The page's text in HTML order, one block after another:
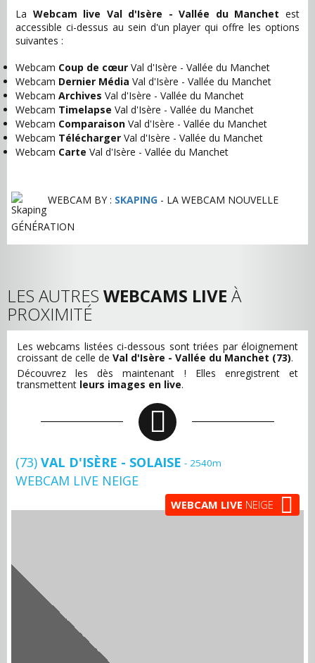
La Webcam live Val d'Isère - Vallée du Manchet est
accessible ci-dessus au sein d'un player qui offre les options
suivantes :
Webcam Coup de cœur Val d'Isère - Vallée du Manchet
Webcam Dernier Média Val d'Isère - Vallée du Manchet
Webcam Archives Val d'Isère - Vallée du Manchet
Webcam Timelapse Val d'Isère - Vallée du Manchet
Webcam Comparaison Val d'Isère - Vallée du Manchet
Webcam Télécharger Val d'Isère - Vallée du Manchet
Webcam Carte Val d'Isère - Vallée du Manchet
WEBCAM BY : SKAPING - LA WEBCAM NOUVELLE
GÉNÉRATION
LES AUTRES WEBCAMS LIVE À
PROXIMITÉ
Les webcams listées ci-dessous sont triées par éloignement
croissant de celle de Val d'Isère - Vallée du Manchet (73).
Découvrez les dès maintenant ! Elles enregistrent et
transmettent leurs images en live.
(73) VAL D'ISÈRE - SOLAISE - 2540m
WEBCAM LIVE NEIGE
WEBCAM LIVE NEIGE